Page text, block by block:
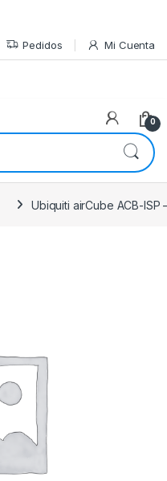
Pedidos Mi Cuenta
0
Ubiquiti airCube ACB-ISP